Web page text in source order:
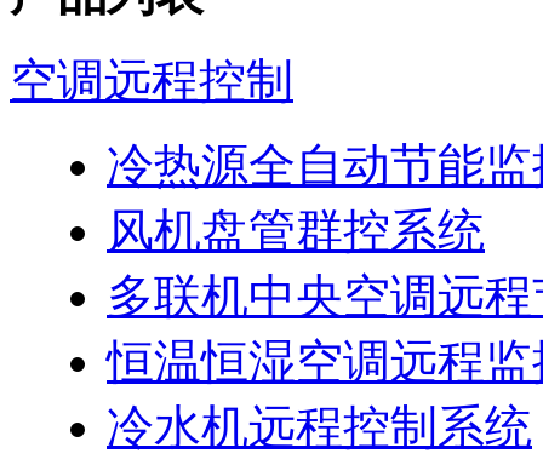
空调远程控制
冷热源全自动节能
风机盘管群控系统
多联机中央空调远
恒温恒湿空调远程
冷水机远程控制系统